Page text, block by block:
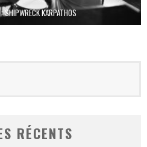
SHIPWRECK KARPATHOS
RÉCENTS